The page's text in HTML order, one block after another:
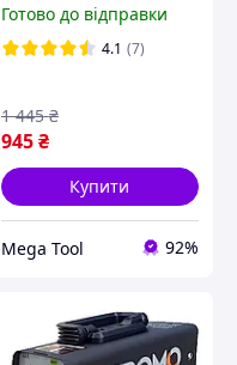
Готово до відправки
4.1 (7)
945₴
1 445 ₴
Купити
Mega Tool 92%